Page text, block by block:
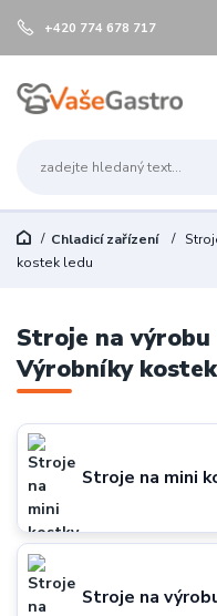
+420 774 678 717
Chladicí zařízení
kostek ledu
Stroje na
Výrobníky
Stroje na mini
Stroje na